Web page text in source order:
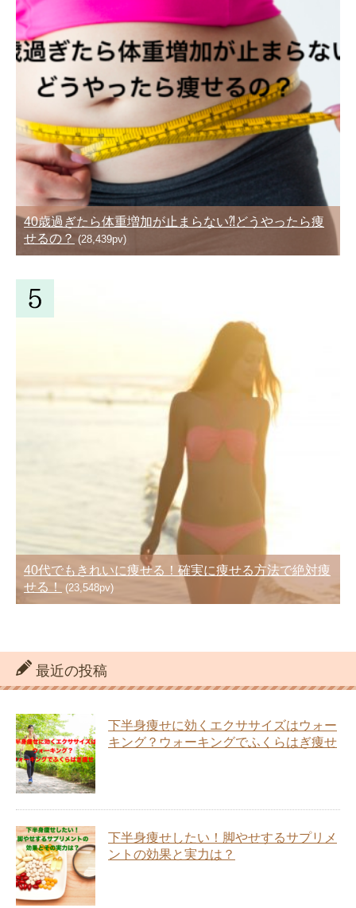
40歳過ぎたら体重増加が止まらない⁈どうやったら痩
せるの？ (28,439pv)
40代でもきれいに痩せる！確実に痩せる方法で絶対痩
せる！
(23,548pv)
最近の投稿
下半身痩せに効くエクササイズはウォー
キング？ウォーキングでふくらはぎ痩せ
下半身痩せしたい！脚やせするサプリメ
ントの効果と実力は？